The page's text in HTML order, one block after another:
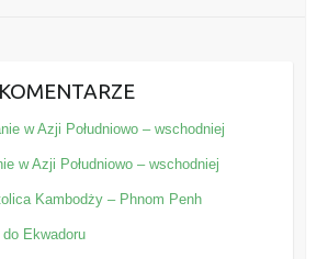
w Azji Południowo – wschodniej
w Azji Południowo – wschodniej
Kambodży – Phnom Penh
Ekwadoru